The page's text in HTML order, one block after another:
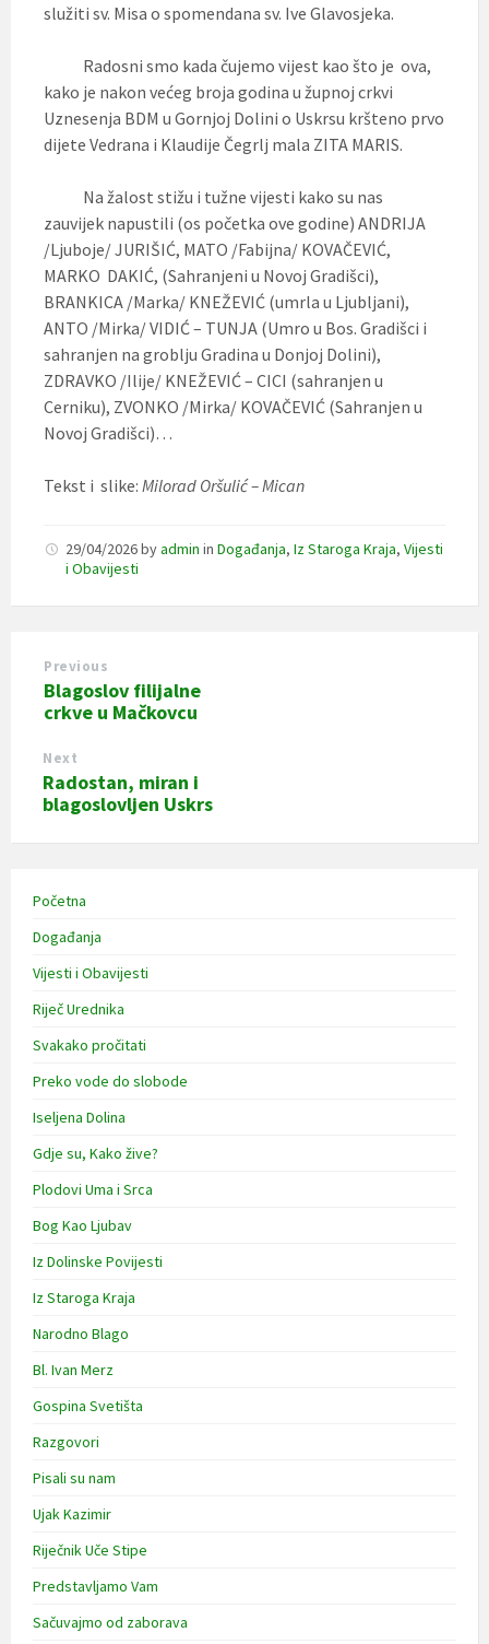
služiti sv. Misa o spomendana sv. Ive Glavosjeka.
Radosni smo kada čujemo vijest kao što je ova,
kako je nakon većeg broja godina u župnoj crkvi
Uznesenja BDM u Gornjoj Dolini o Uskrsu kršteno prvo
dijete Vedrana i Klaudije Čegrlj mala ZITA MARIS.
Na žalost stižu i tužne vijesti kako su nas
zauvijek napustili (os početka ove godine) ANDRIJA
/Ljuboje/ JURIŠIĆ, MATO /Fabijna/ KOVAČEVIĆ,
MARKO DAKIĆ, (Sahranjeni u Novoj Gradišci),
BRANKICA /Marka/ KNEŽEVIĆ (umrla u Ljubljani),
ANTO /Mirka/ VIDIĆ – TUNJA (Umro u Bos. Gradišci i
sahranjen na groblju Gradina u Donjoj Dolini),
ZDRAVKO /Ilije/ KNEŽEVIĆ – CICI (sahranjen u
Cerniku), ZVONKO /Mirka/ KOVAČEVIĆ (Sahranjen u
Novoj Gradišci)…
Tekst i slike: Milorad Oršulić – Mican
29/04/2026byadmin in Događanja, Iz Staroga Kraja, Vijesti
i Obavijesti
Previous
Blagoslov filijalne
crkve u Mačkovcu
Next
Radostan, miran i
blagoslovljen Uskrs
Početna
Događanja
Vijesti i Obavijesti
Riječ Urednika
Svakako pročitati
Preko vode do slobode
Iseljena Dolina
Gdje su, Kako žive?
Plodovi Uma i Srca
Bog Kao Ljubav
Iz Dolinske Povijesti
Iz Staroga Kraja
Narodno Blago
Bl. Ivan Merz
Gospina Svetišta
Razgovori
Pisali su nam
Ujak Kazimir
Riječnik Uče Stipe
Predstavljamo Vam
Sačuvajmo od zaborava